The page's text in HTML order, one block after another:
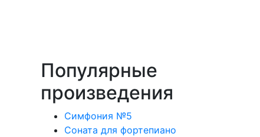
Популярные
произведения
Симфония №5
Соната для фортепиано